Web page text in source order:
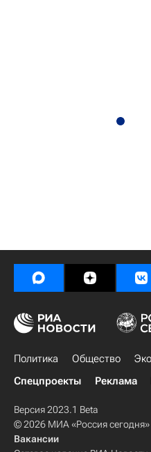
Политика Общество
Спецпроекты
Реклама
Версия 2023.1 Beta
© 2026 МИА «Россия сегодня»
Вакансии